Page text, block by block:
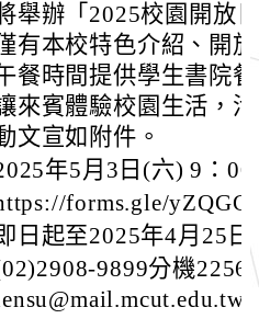
舉辦「2025校園開放
有本校特色介紹、開
餐時間提供學生書院
來賓體驗校園生活，
文宣如附件。
年5月3日(六) 9：
forms.gle/
日起至2025年4月25
9899分機